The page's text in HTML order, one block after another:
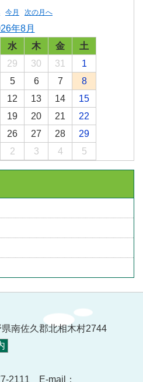
今月 次の月へ
年8月
水 木 金
土
29 30 31
1
5 6 7
8
12 13 14
15
19 20 21
22
26 27 28
29
2 3 4 5
南佐久郡北相木村2744
2111 E-mail：